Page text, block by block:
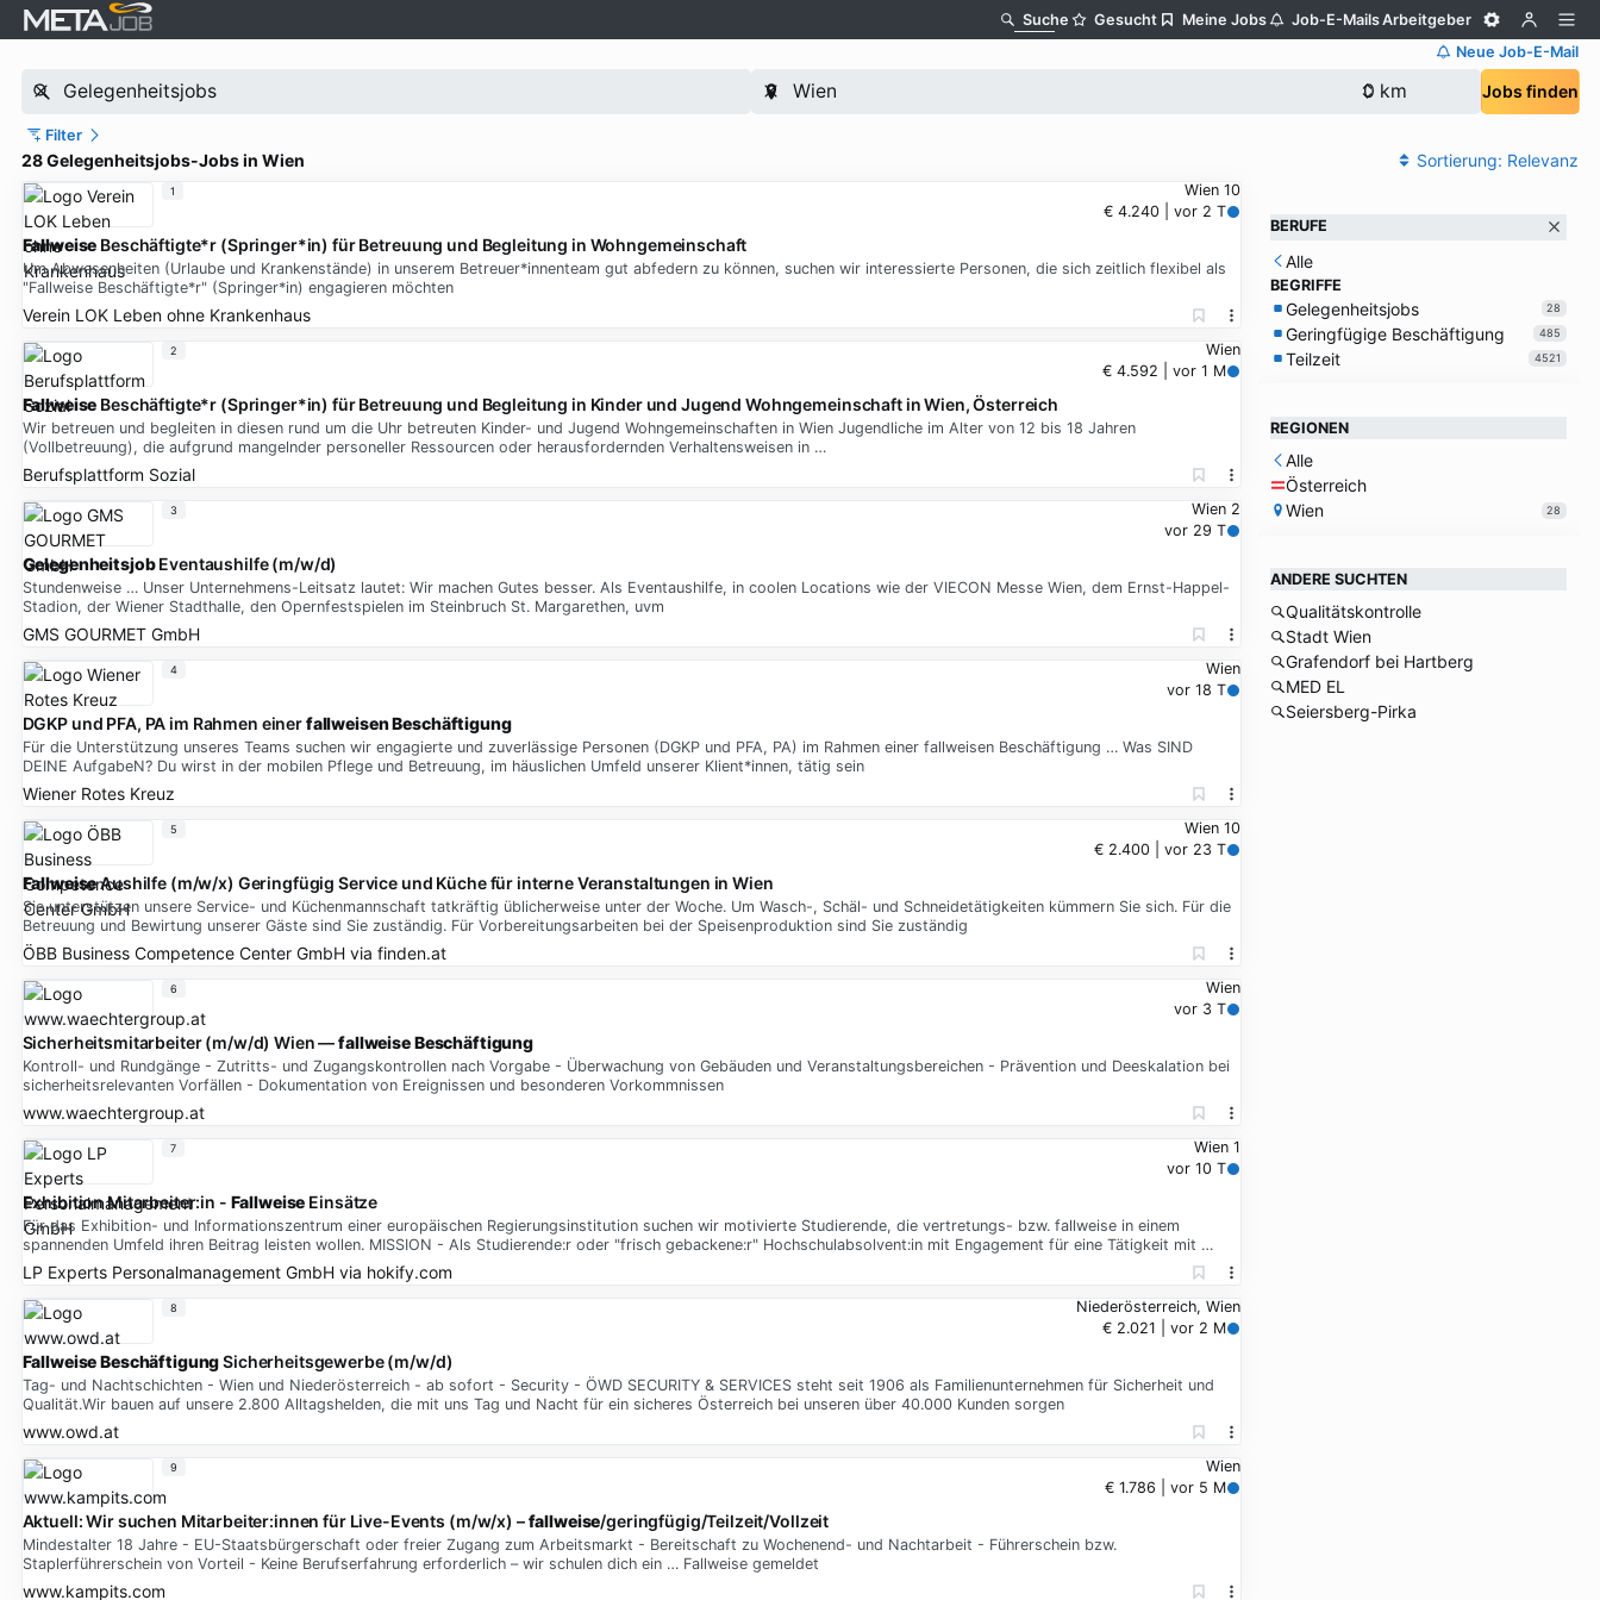
Suche Gesucht Meine Jobs Job-E-MailsArbeitgeber
Neue Job-E-Mail
Jobs finden
Filter
28 Gelegenheitsjobs-Jobs in Wien Sortierung: Relevanz
Wien 10
€ 4.240 | vor 2 T
Fallweise Beschäftigte*r (Springer*in) für Betreuung und Begleitung in Wohngemeinschaft
Um Abwesenheiten (Urlaube und Krankenstände) in unserem Betreuer*innenteam gut abfedern zu können, suchen wir interessierte Personen, die sich zeitlich flexibel als
"Fallweise Beschäftigte*r" (Springer*in) engagieren möchten
Verein LOK Leben ohne Krankenhaus
1
Wien
€ 4.592 | vor 1 M
Fallweise Beschäftigte*r (Springer*in) für Betreuung und Begleitung in Kinder und Jugend Wohngemeinschaft in Wien, Österreich
Wir betreuen und begleiten in diesen rund um die Uhr betreuten Kinder- und Jugend Wohngemeinschaften in Wien Jugendliche im Alter von 12 bis 18 Jahren
(Vollbetreuung), die aufgrund mangelnder personeller Ressourcen oder herausfordernden Verhaltensweisen in …
Berufsplattform Sozial
2
Wien 2
vor 29 T
GelegenheitsjobEventaushilfe (m/w/d)
Stundenweise … Unser Unternehmens-Leitsatz lautet: Wir machen Gutes besser. Als Eventaushilfe, in coolen Locations wie der VIECON Messe Wien, dem Ernst-Happel-
Stadion, der Wiener Stadthalle, den Opernfestspielen im Steinbruch St. Margarethen, uvm
GMS GOURMET GmbH
3
Wien
vor 18 T
DGKP und PFA, PA im Rahmen einerfallweisen Beschäftigung
Für die Unterstützung unseres Teams suchen wir engagierte und zuverlässige Personen (DGKP und PFA, PA) im Rahmen einer fallweisen Beschäftigung … Was SIND
DEINE AufgabeN? Du wirst in der mobilen Pflege und Betreuung, im häuslichen Umfeld unserer Klient*innen, tätig sein
Wiener Rotes Kreuz
4
Wien 10
€ 2.400 | vor 23 T
FallweiseAushilfe (m/w/x) Geringfügig Service und Küche für interne Veranstaltungen in Wien
Sie unterstützen unsere Service- und Küchenmannschaft tatkräftig üblicherweise unter der Woche. Um Wasch-, Schäl- und Schneidetätigkeiten kümmern Sie sich. Für die
Betreuung und Bewirtung unserer Gäste sind Sie zuständig. Für Vorbereitungsarbeiten bei der Speisenproduktion sind Sie zuständig
ÖBB Business Competence Center GmbHvia finden.at
5
Wien
vor 3 T
Sicherheitsmitarbeiter (m/w/d) Wien —fallweise Beschäftigung
Kontroll- und Rundgänge - Zutritts- und Zugangskontrollen nach Vorgabe - Überwachung von Gebäuden und Veranstaltungsbereichen - Prävention und Deeskalation bei
sicherheitsrelevanten Vorfällen - Dokumentation von Ereignissen und besonderen Vorkommnissen
www.waechtergroup.at
6
Wien 1
vor 10 T
Exhibition Mitarbeiter:in - Fallweise Einsätze
Für das Exhibition- und Informationszentrum einer europäischen Regierungsinstitution suchen wir motivierte Studierende, die vertretungs- bzw. fallweise in einem
spannenden Umfeld ihren Beitrag leisten wollen. MISSION - Als Studierende:r oder "frisch gebackene:r" Hochschulabsolvent:in mit Engagement für eine Tätigkeit mit …
LP Experts Personalmanagement GmbHvia hokify.com
7
Niederösterreich, Wien
€ 2.021 | vor 2 M
Fallweise BeschäftigungSicherheitsgewerbe (m/w/d)
Tag- und Nachtschichten - Wien und Niederösterreich - ab sofort - Security - ÖWD SECURITY & SERVICES steht seit 1906 als Familienunternehmen für Sicherheit und
Qualität.Wir bauen auf unsere 2.800 Alltagshelden, die mit uns Tag und Nacht für ein sicheres Österreich bei unseren über 40.000 Kunden sorgen
www.owd.at
8
Wien
€ 1.786 | vor 5 M
Aktuell: Wir suchen Mitarbeiter:innen für Live-Events (m/w/x) –fallweise/geringfügig/Teilzeit/Vollzeit
Mindestalter 18 Jahre - EU-Staatsbürgerschaft oder freier Zugang zum Arbeitsmarkt - Bereitschaft zu Wochenend- und Nachtarbeit - Führerschein bzw.
Staplerführerschein von Vorteil - Keine Berufserfahrung erforderlich – wir schulen dich ein … Fallweise gemeldet
www.kampits.com
9
BERUFE
Alle
BEGRIFFE
Gelegenheitsjobs 28
Geringfügige Beschäftigung 485
Teilzeit 4521
REGIONEN
Alle
Österreich
Wien
28
ANDERE SUCHTEN
Qualitätskontrolle
Stadt Wien
Grafendorf bei Hartberg
MED EL
Seiersberg-Pirka